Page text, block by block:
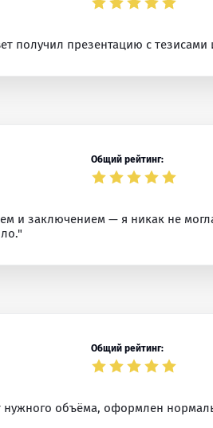
получил презентацию с
Общий рейтинг:
и заключением — я никак не
Общий рейтинг:
нужного объёма, оформлен